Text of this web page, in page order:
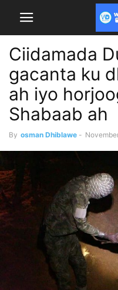
Ciidamada
gacanta ku
ah iyo
Shabaab ah
By osman Dhiblawe -